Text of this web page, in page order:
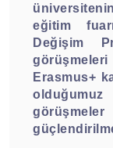
eğitim
Değişim
Erasmus+